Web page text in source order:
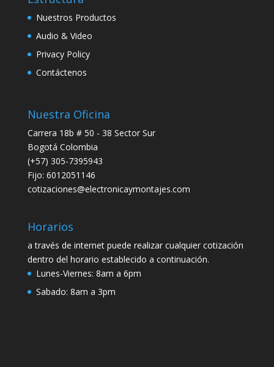
Nuestros Productos
Audio & Video
Privacy Policy
Contáctenos
Nuestra Oficina
Carrera 18b # 50 - 38 Sector Sur
Bogotá Colombia
(+57) 305-7395943
Fijo: 6012051146
cotizaciones@electronicaymontajes.com
Horarios
a través de internet puede realizar cualquier cotización
dentro del horario establecido a continuación.
Lunes-Viernes: 8am a 6pm
Sabado: 8am a 3pm